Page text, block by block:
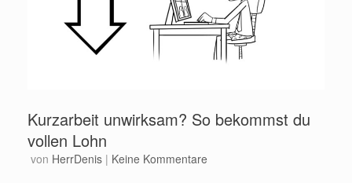
Kurzarbeit unwirksam? So bekommst du
vollen Lohn
von HerrDenis | Keine Kommentare